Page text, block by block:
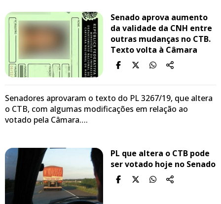
Senado aprova aumento
da validade da CNH entre
outras mudanças no CTB.
Texto volta à Câmara
Senadores aprovaram o texto do PL 3267/19, que altera
o CTB, com algumas modificações em relação ao
votado pela Câmara….
PL que altera o CTB pode
ser votado hoje no Senado